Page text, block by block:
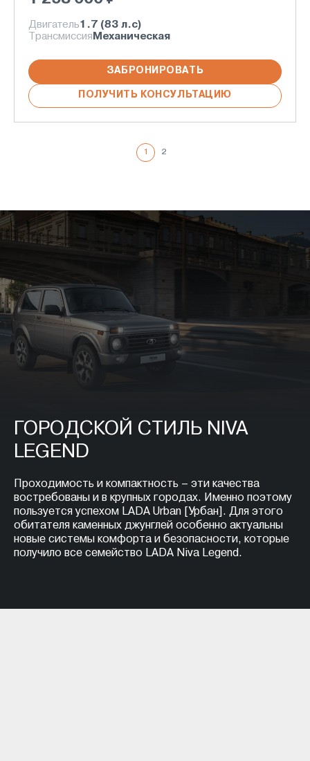
Двигатель1.7 (83 л.с)
Трансмиссия Механическая
ЗАБРОНИРОВАТЬ
ПОЛУЧИТЬ КОНСУЛЬТАЦИЮ
1 2
ГОРОДСКОЙ СТИЛЬ NIVA
LEGEND
Проходимость и компактность – эти качества
востребованы и в крупных городах. Именно поэтому
пользуется успехом LADA Urban [Урбан]. Для этого
обитателя каменных джунглей особенно актуальны
новые системы комфорта и безопасности, которые
получило все семейство LADA Niva Legend.